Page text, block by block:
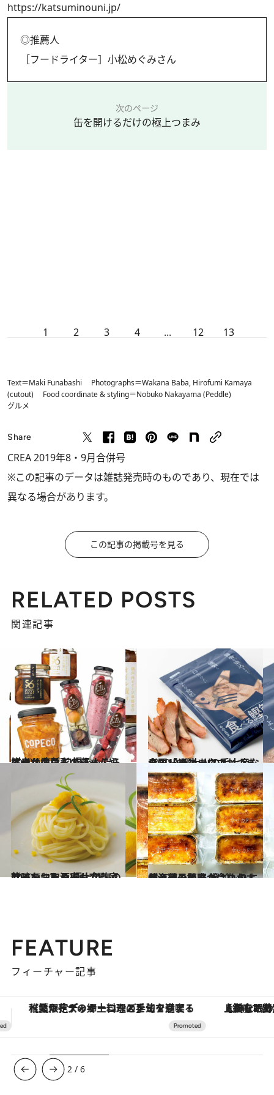
https://katsuminouni.jp/
◎推薦人
［フードライター］小松めぐみさん
次のページ
缶を開けるだけの極上つまみ
1 2 3 4 ... 12 13
Text＝Maki Funabashi Photographs＝Wakana Baba, Hirofumi Kamaya
(cutout) Food coordinate & styling＝Nobuko Nakayama (Peddle)
グルメ
Share
CREA 2019年8・9月合併号
※この記事のデータは雑誌発売時のものであり、現在では
異なる場合があります。
この記事の掲載号を見る
RELATED POSTS
関連記事
2020.5.17
鮮やかな色彩のジャムやオイル漬け 口福をもたらす幸せのグルメ瓶
グルメ 2020.3.5
全国「めちゃウマおつまみ」10選 大人の手土産ならコレで決まり！
グルメ
2020.5.12
ワインにも酒にも合う家飲みおつまみ 極上の海の珍味をお取り寄せ7選
グルメ 2020.4.21
北海道の美味が今ならオンライン販売 巣ごもりに焼き菓子やカニはいかが？
グルメ
FEATURE
フィーチャー記事
【銀座で出合う最旬美容】美髪ケアや上質な眠り…セルフケアのアップデートから、特別な名入れギフトまで。大人のための「ReFa GINZA」クルーズ ヴァシュロン・コンスタンタ
3 /6